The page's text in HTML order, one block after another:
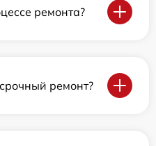
ремонта?
ремонт?